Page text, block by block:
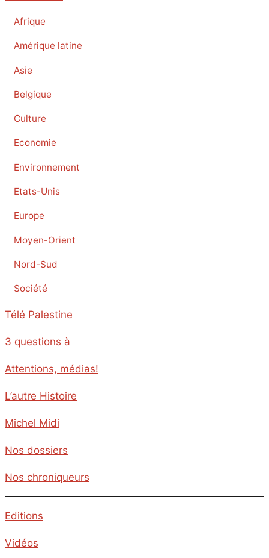
Afrique
Amérique latine
Asie
Belgique
Culture
Economie
Environnement
Etats-Unis
Europe
Moyen-Orient
Nord-Sud
Société
Télé Palestine
3 questions à
Attentions, médias!
L’autre Histoire
Michel Midi
Nos dossiers
Nos chroniqueurs
Editions
Vidéos